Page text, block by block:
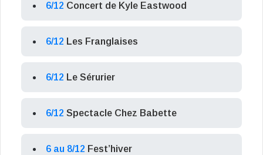
6/12 Concert de Kyle Eastwood
6/12 Les Franglaises
6/12 Le Sérurier
6/12 Spectacle Chez Babette
6 au 8/12 Fest’hiver